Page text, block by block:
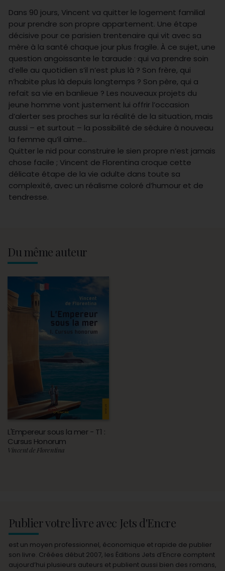
Dans 90 jours, Vincent va quitter le logement familial
pour prendre son propre appartement. Une étape
décisive pour ce parisien trentenaire qui vit avec sa
mère à la santé chaque jour plus fragile. À ce sujet, une
question angoissante le taraude : qui va prendre soin
d’elle au quotidien s’il n’est plus là ? Son frère, qui
n’habite plus là depuis longtemps ? Son père, qui a
refait sa vie en banlieue ? Les nouveaux projets du
jeune homme vont justement lui offrir l’occasion
d’alerter ses proches sur la réalité de la situation, mais
aussi – et surtout – la possibilité de séduire à nouveau
la femme qu’il aime…
Quitter le nid pour construire le sien propre n’est jamais
chose facile ; Vincent de Florentina croque cette
délicate étape de la vie adulte dans toute sa
complexité, avec un réalisme coloré d’humour et de
tendresse.
Du même auteur
L'Empereur sous la mer - T1 :
Cursus Honorum
Vincent de Florentina
Publier votre livre avec Jets d'Encre
est un moyen professionnel, économique et rapide de publier
son livre. Créées début 2007, les Éditions Jets d’Encre comptent
aujourd’hui plusieurs auteurs et publient aussi bien des romans,